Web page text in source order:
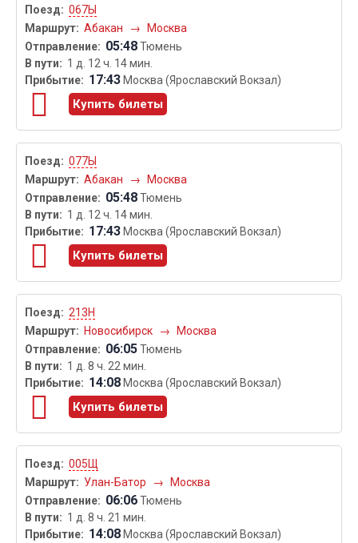
067Ы
Абакан
→ Москва
05:48Тюмень
1 д. 12 ч. 14 мин.
17:43 Москва (Ярославский Вокзал)
Купить билеты
077Ы
Абакан
→ Москва
05:48Тюмень
1 д. 12 ч. 14 мин.
17:43 Москва (Ярославский Вокзал)
Купить билеты
213Н
Новосибирск
→ Москва
06:05Тюмень
1 д. 8 ч. 22 мин.
14:08 Москва (Ярославский Вокзал)
Купить билеты
005Щ
Улан-Батор
→ Москва
06:06Тюмень
1 д. 8 ч. 21 мин.
14:08 Москва (Ярославский Вокзал)